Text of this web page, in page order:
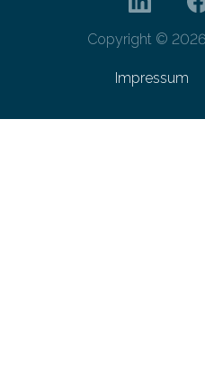
Copyright ©
Impressum